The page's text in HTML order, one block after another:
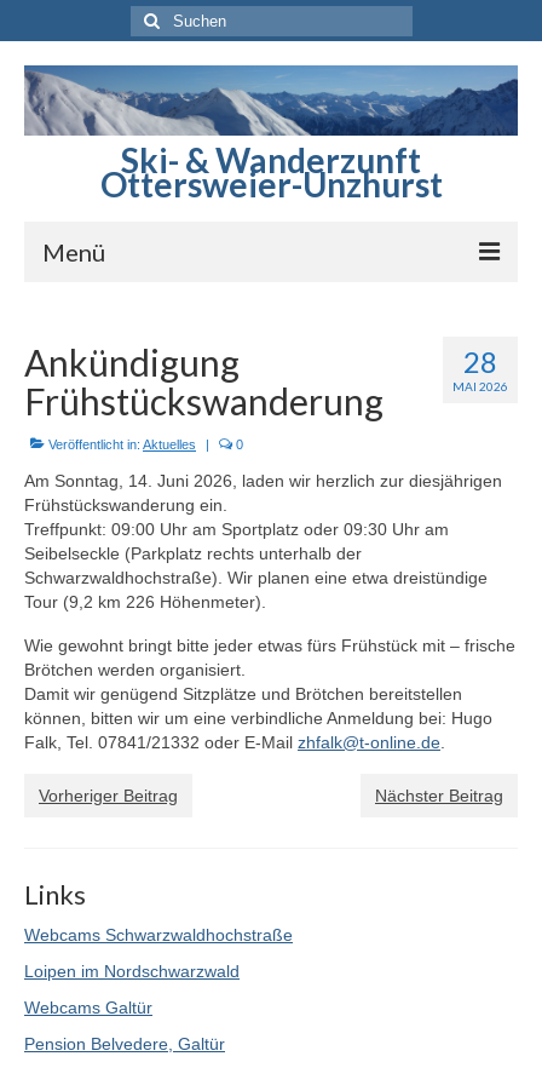
Suchen
nach:
Ski- & Wanderzunft
Ottersweier-Unzhurst
Menü
Berichte
Sommerprogramm
Skihütte
SWZ Freizeitsport
Der Verein
28
MAI 2026
Ankündigung
Frühstückswanderung
Veröffentlicht in: Aktuelles 0
Am Sonntag, 14. Juni 2026, laden wir herzlich zur diesjährigen
Frühstückswanderung ein.
Treffpunkt: 09:00 Uhr am Sportplatz oder 09:30 Uhr am
Seibelseckle (Parkplatz rechts unterhalb der
Schwarzwaldhochstraße). Wir planen eine etwa dreistündige
Tour (9,2 km 226 Höhenmeter).
Wie gewohnt bringt bitte jeder etwas fürs Frühstück mit – frische
Brötchen werden organisiert.
Damit wir genügend Sitzplätze und Brötchen bereitstellen
können, bitten wir um eine verbindliche Anmeldung bei: Hugo
Falk, Tel. 07841/21332 oder E-Mail zhfalk@t-online.de.
Vorheriger Beitrag Nächster Beitrag
Links
Webcams Schwarzwaldhochstraße
Loipen im Nordschwarzwald
Webcams Galtür
Pension Belvedere, Galtür